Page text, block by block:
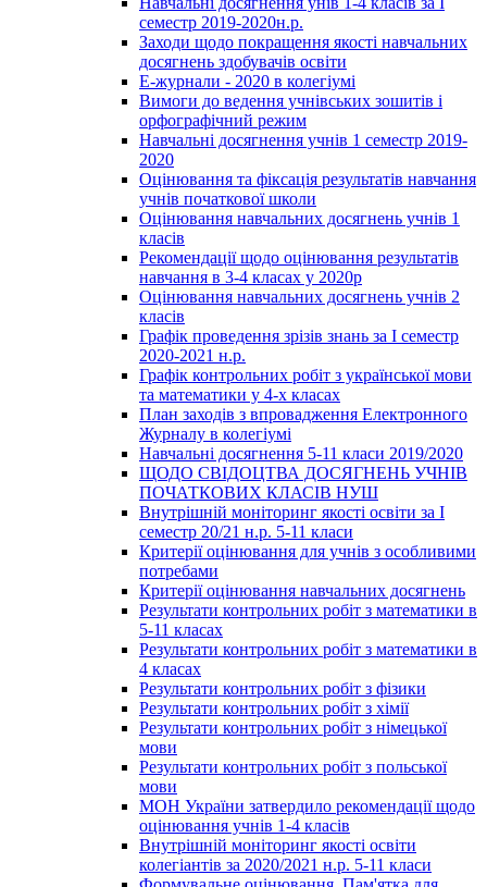
семестр 2019-2020н.р.
Заходи щодо покращення якості навчальних
досягнень здобувачів освіти
Е-журнали - 2020 в колегіумі
Вимоги до ведення учнівських зошитів і
орфографічний режим
Навчальні досягнення учнів 1 семестр 2019-
2020
Оцінювання та фіксація результатів навчання
учнів початкової школи
Оцінювання навчальних досягнень учнів 1
класів
Рекомендації щодо оцінювання результатів
навчання в 3-4 класах у 2020р
Оцінювання навчальних досягнень учнів 2
класів
Графік проведення зрізів знань за І семестр
2020-2021 н.р.
Графік контрольних робіт з української мови
та математики у 4-х класах
План заходів з впровадження Електронного
Журналу в колегіумі
Навчальні досягнення 5-11 класи 2019/2020
ЩОДО СВІДОЦТВА ДОСЯГНЕНЬ УЧНІВ
ПОЧАТКОВИХ КЛАСІВ НУШ
Внутрішній моніторинг якості освіти за І
семестр 20/21 н.р. 5-11 класи
Критерії оцінювання для учнів з особливими
потребами
Критерії оцінювання навчальних досягнень
Результати контрольних робіт з математики в
5-11 класах
Результати контрольних робіт з математики в
4 класах
Результати контрольних робіт з фізики
Результати контрольних робіт з хімії
Результати контрольних робіт з німецької
мови
Результати контрольних робіт з польської
мови
МОН України затвердило рекомендації щодо
оцінювання учнів 1-4 класів
Внутрішній моніторинг якості освіти
колегіантів за 2020/2021 н.р. 5-11 класи